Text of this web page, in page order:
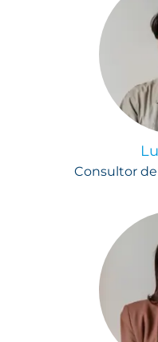
Consultor